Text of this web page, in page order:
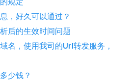
，好久可以通过？
后的生效时间问题
名，使用我司的Url转发服务，
少钱？